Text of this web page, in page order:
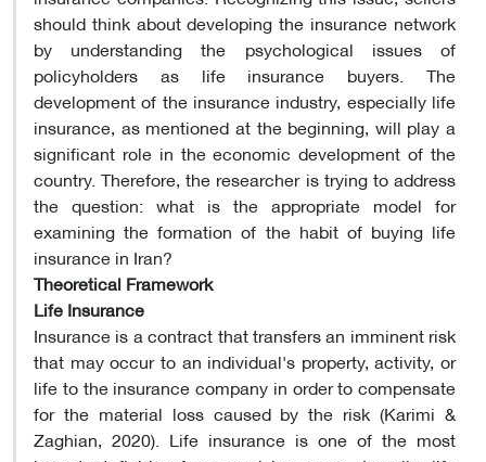
should think about developing the insurance network
by understanding the psychological issues of
policyholders as life insurance buyers. The
development of the insurance industry, especially life
insurance, as mentioned at the beginning, will play a
significant role in the economic development of the
country. Therefore, the researcher is trying to address
the question: what is the appropriate model for
examining the formation of the habit of buying life
insurance in Iran?
Theoretical Framework
Life Insurance
Insurance is a contract that transfers an imminent risk
that may occur to an individual's property, activity, or
life to the insurance company in order to compensate
for the material loss caused by the risk (Karimi &
Zaghian, 2020). Life insurance is one of the most